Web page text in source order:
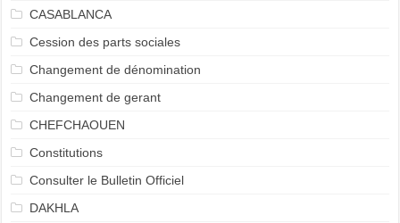
CASABLANCA
Cession des parts sociales
Changement de dénomination
Changement de gerant
CHEFCHAOUEN
Constitutions
Consulter le Bulletin Officiel
DAKHLA